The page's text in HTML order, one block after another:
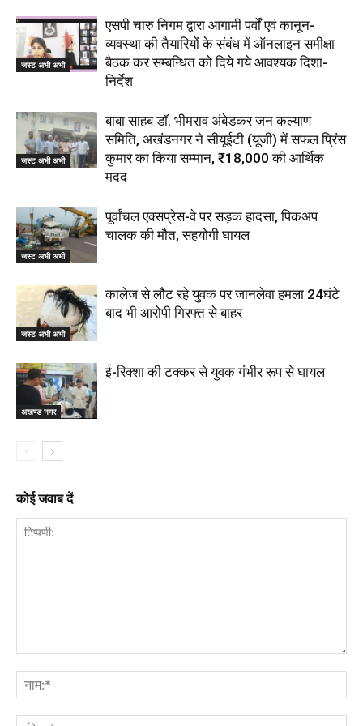
जस्ट अभी अभी
एसपी चारु निगम द्वारा आगामी पर्वों एवं कानून-
व्यवस्था की तैयारियों के संबंध में ऑनलाइन समीक्षा
बैठक कर सम्बन्धित को दिये गये आवश्यक दिशा-
निर्देश
जस्ट अभी अभी
बाबा साहब डॉ. भीमराव अंबेडकर जन कल्याण
समिति, अखंडनगर ने सीयूईटी (यूजी) में सफल प्रिंस
कुमार का किया सम्मान, ₹18,000 की आर्थिक
मदद
जस्ट अभी अभी
पूर्वांचल एक्सप्रेस-वे पर सड़क हादसा, पिकअप
चालक की मौत, सहयोगी घायल
जस्ट अभी अभी
कालेज से लौट रहे युवक पर जानलेवा हमला 24घंटे
बाद भी आरोपी गिरफ्त से बाहर
अखण्ड नगर
ई-रिक्शा की टक्कर से युवक गंभीर रूप से घायल
कोई जवाब दें